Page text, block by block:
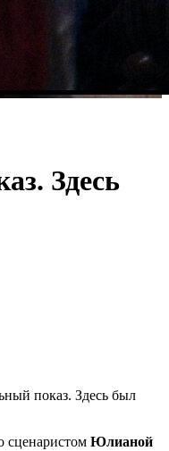
Здесь
показ. Здесь был
сценаристом Юлианой